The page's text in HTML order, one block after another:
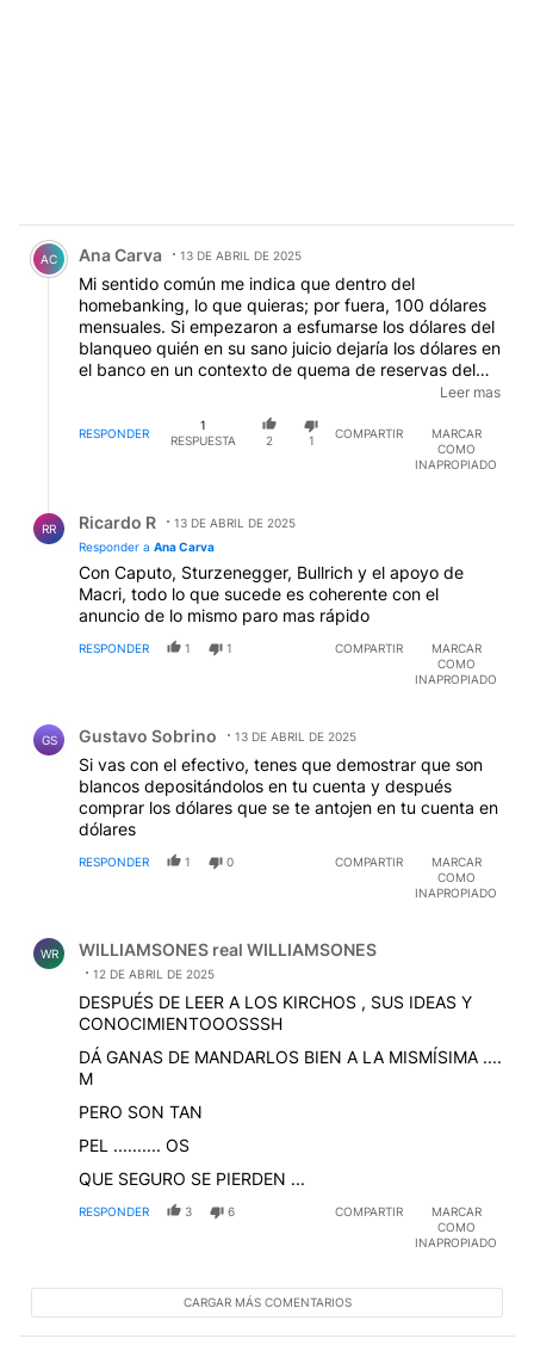
Comentario de Ana Carva.
AC Ana Carva 13 DE ABRIL DE 2025
Mi sentido común me indica que dentro del
homebanking, lo que quieras; por fuera, 100 dólares
mensuales. Si empezaron a esfumarse los dólares del
blanqueo quién en su sano juicio dejaría los dólares en
el banco en un contexto de quema de reservas del
BCRA?. Convengamos que el ex anarcocapitalista no
ha sido muy coherente. Finalmente, no controló la
inflación, devaluó y nos llevó al FMI otra vez.
Leer mas
RESPONDER
1
RESPUESTA
2 1
COMPARTIR
MARCAR
COMO
INAPROPIADO
RR Ricardo R
13 DE ABRIL DE 2025
Responder a Ana Carva
Con Caputo, Sturzenegger, Bullrich y el apoyo de
Macri, todo lo que sucede es coherente con el
anuncio de lo mismo paro mas rápido
RESPONDER 1 1 COMPARTIR
MARCAR
COMO
INAPROPIADO
GS Gustavo Sobrino 13 DE ABRIL DE 2025
Si vas con el efectivo, tenes que demostrar que son
blancos depositándolos en tu cuenta y después
comprar los dólares que se te antojen en tu cuenta en
dólares
RESPONDER 1 0 COMPARTIR
MARCAR
COMO
INAPROPIADO
WR WILLIAMSONES real WILLIAMSONES
12 DE ABRIL DE 2025
DESPUÉS DE LEER A LOS KIRCHOS , SUS IDEAS Y
CONOCIMIENTOOOSSSH
DÁ GANAS DE MANDARLOS BIEN A LA MISMÍSIMA ....
M
PERO SON TAN
PEL .......... OS
QUE SEGURO SE PIERDEN ...
RESPONDER 3 6 COMPARTIR
MARCAR
COMO
INAPROPIADO
CARGAR MÁS COMENTARIOS